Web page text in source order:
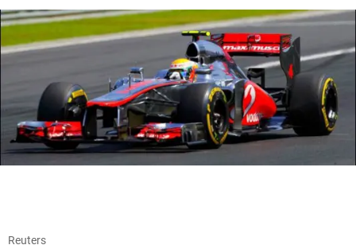
Reuters